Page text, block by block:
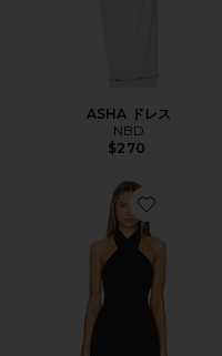
ASHA ドレス
NBD
$270
Favorite コ